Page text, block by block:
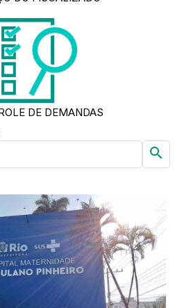
DE DEMANDAS
search